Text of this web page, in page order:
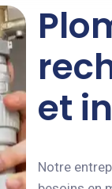
et
Notre